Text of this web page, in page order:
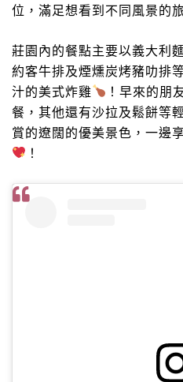
位，滿足想看到不同風景的
莊園內的餐點主要以義大利
約客牛排及煙燻炭烤豬叻排
汁的美式炸雞
！早來的朋
餐，其他還有沙拉及鬆餅等
賞的遼闊的優美景色，一邊
！